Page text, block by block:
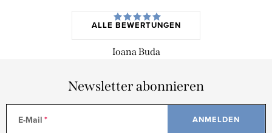
ALLE BEWERTUNGEN
Ioana Buda
Newsletter abonnieren
E-Mail ANMELDEN